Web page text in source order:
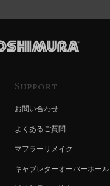
Support
お問い合わせ
よくあるご質問
マフラーリメイク
キャブレターオーバーホール